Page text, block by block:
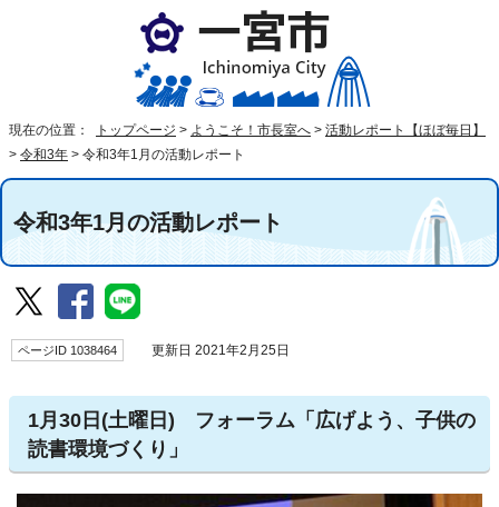
現在の位置： トップページ > ようこそ！市長室へ > 活動レポート【ほぼ毎日】
> 令和3年 > 令和3年1月の活動レポート
令和3年1月の活動レポート
ページID 1038464 更新日 2021年2月25日
1月30日(土曜日) フォーラム「広げよう、子供の
読書環境づくり」